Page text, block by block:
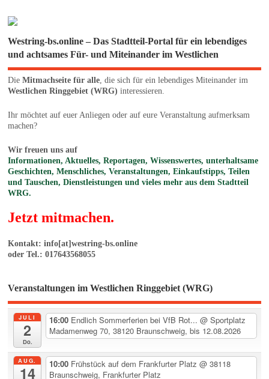
Westring-bs.online – Das Stadtteil-Portal für ein lebendiges
und achtsames Für- und Miteinander im Westlichen
DieMitmachseite für alle , die sich für ein lebendiges Miteinander im
Westlichen Ringgebiet (WRG) interessieren.
Ihr möchtet auf euer Anliegen oder auf eure Veranstaltung aufmerksam
machen?
Wir freuen uns auf
Informationen, Aktuelles, Reportagen, Wissenswertes, unterhaltsame
Geschichten, Menschliches, Veranstaltungen, Einkaufstipps, Teilen
und Tauschen, Dienstleistungen und vieles mehr aus dem Stadtteil
WRG.
Jetzt mitmachen.
Kontakt: info[at]westring-bs.online
oder Tel.: 017643568055
Veranstaltungen im Westlichen Ringgebiet (WRG)
JULI
2
Do.
16:00 Endlich Sommerferien bei VfB Rot...@ Sportplatz
Madamenweg 70, 38120 Braunschweig, bis 12.08.2026
AUG.
14
10:00 Frühstück auf dem Frankfurter Platz@ 38118
Braunschweig, Frankfurter Platz